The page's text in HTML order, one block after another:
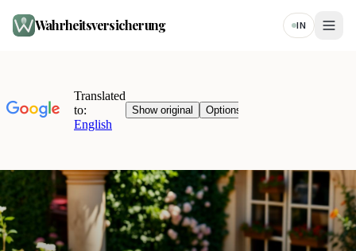
Wahrheitsversicherung IN